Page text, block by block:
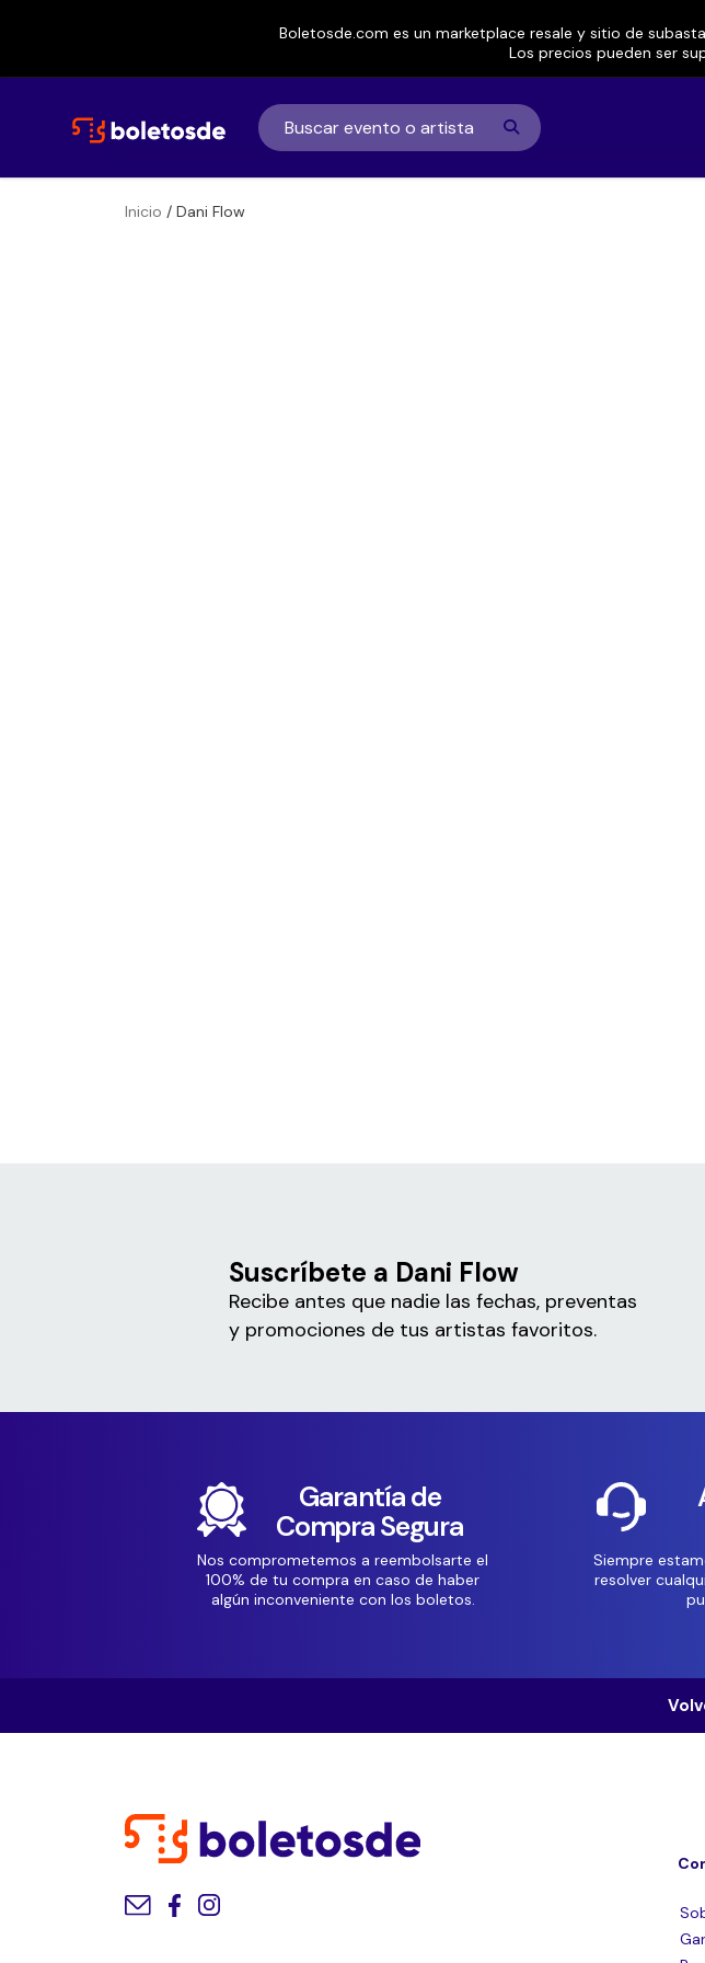
Boletosde.com es un marketplace resale y sitio de
Los precios pueden ser
Inicio / Dani Flow
Suscríbete a Dani Flow
Recibe antes que nadie las fechas, preventas
y promociones de tus artistas favoritos.
Garantía de
Compra Segura
Nos comprometemos a reembolsarte el
100% de tu compra en caso de haber
algún inconveniente con los boletos.
Siempre
resolver